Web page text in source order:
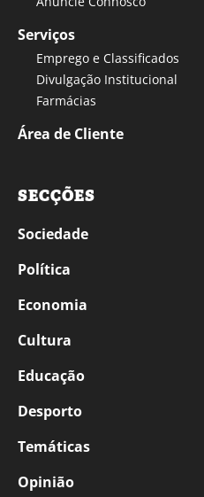
Serviços
Emprego e Classificados
Divulgação Institucional
Farmácias
Área de Cliente
SECÇÕES
Sociedade
Política
Economia
Cultura
Educação
Desporto
Temáticas
Opinião